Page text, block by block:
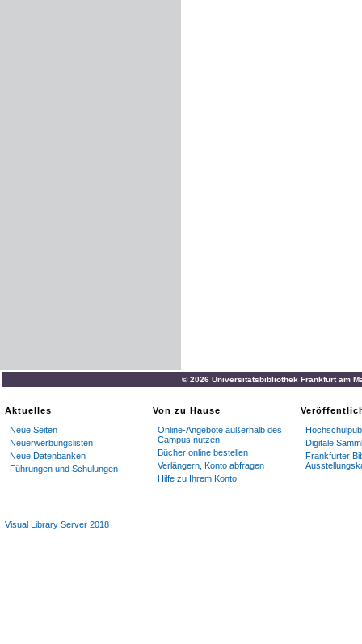
© 2026 Universitätsbibliothek Frankfurt am
Aktuelles
Neue Seiten
Neuerwerbungslisten
Neue Datenbanken
Führungen und Schulungen
Von zu Hause
Online-Angebote außerhalb des
Campus nutzen
Bücher online bestellen
Verlängern, Konto abfragen
Hilfe zu Ihrem Konto
Digitale
Frankfurter
Visual Library Server 2018